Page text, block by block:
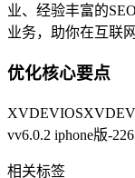
业、经验丰富的
业务，助你在互联
优化核心要点
vv6.0.2 iphone版-
相关标签